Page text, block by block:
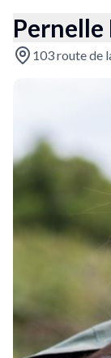
103 route de